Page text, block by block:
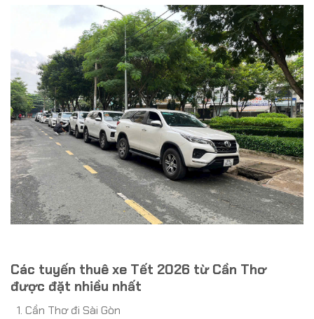
Các tuyến thuê xe Tết 2026 từ Cần Thơ
được đặt nhiều nhất
Cần Thơ đi Sài Gòn